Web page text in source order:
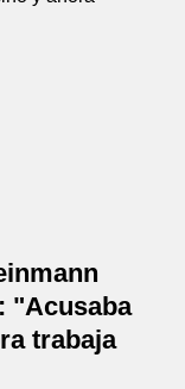
"Acusaba
trabaja